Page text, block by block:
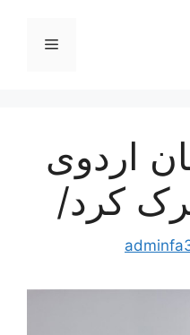
فهرست
اردوی
کرد/